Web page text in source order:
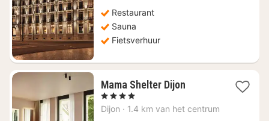
Restaurant
Sauna
Fietsverhuur
Mama Shelter Dijon4
vanaf
, 4 Sterren
Dijon · 1.4 km van het centrum